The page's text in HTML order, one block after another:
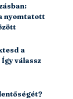
nyomtatott
a
válassz